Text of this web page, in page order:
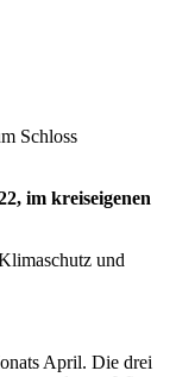
Schloss
im kreiseigenen
und
April. Die drei